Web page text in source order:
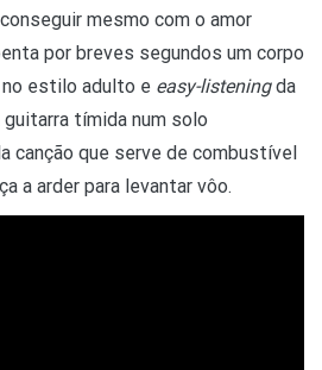
mesmo com o amor
por breves segundos um corpo
estilo adulto e easy-listeningda
tímida num solo
canção que serve de combustível
a arder para levantar vôo.